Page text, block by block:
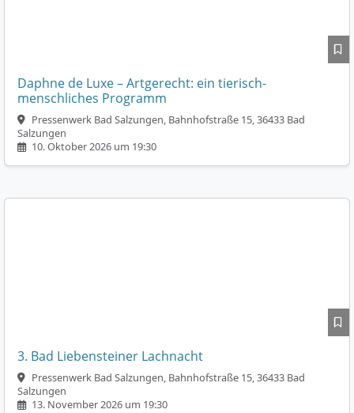
Daphne de Luxe – Artgerecht: ein tierisch-
menschliches Programm
Pressenwerk Bad Salzungen, Bahnhofstraße 15, 36433 Bad
Salzungen
10. Oktober 2026 um 19:30
3. Bad Liebensteiner Lachnacht
Pressenwerk Bad Salzungen, Bahnhofstraße 15, 36433 Bad
Salzungen
13. November 2026 um 19:30